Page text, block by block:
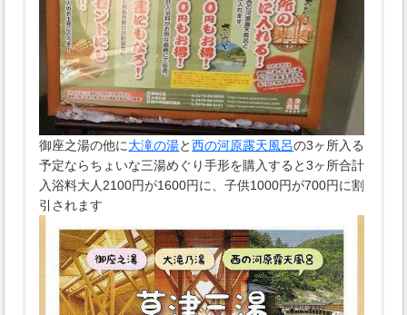
御座之湯の他に大滝の湯と西の河原露天風呂の3ヶ所入る
予定ならちょいな三湯めぐり手形を購入すると3ヶ所合計
入浴料大人2100円が1600円に、子供1000円が700円に割
引されます